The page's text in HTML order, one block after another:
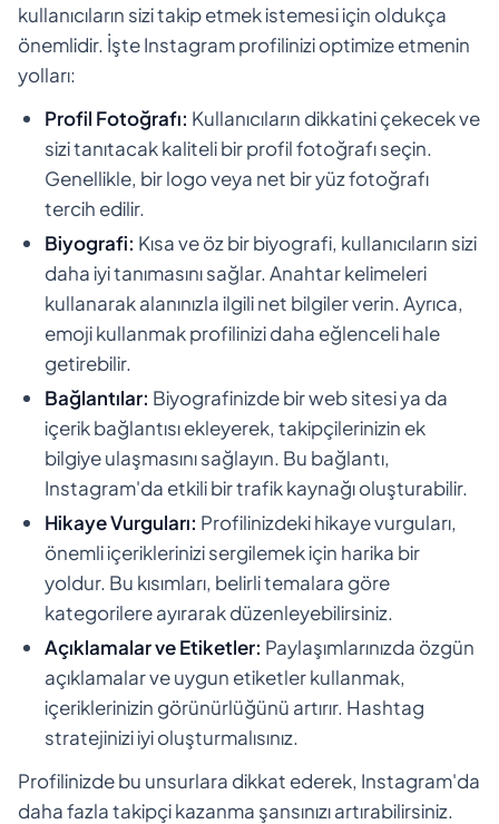
kullanıcıların sizi takip etmek istemesi için oldukça
önemlidir. İşte Instagram profilinizi optimize etmenin
yolları:
Profil Fotoğrafı: Kullanıcıların dikkatini çekecek ve
sizi tanıtacak kaliteli bir profil fotoğrafı seçin.
Genellikle, bir logo veya net bir yüz fotoğrafı
tercih edilir.
Biyografi: Kısa ve öz bir biyografi, kullanıcıların sizi
daha iyi tanımasını sağlar. Anahtar kelimeleri
kullanarak alanınızla ilgili net bilgiler verin. Ayrıca,
emoji kullanmak profilinizi daha eğlenceli hale
getirebilir.
Bağlantılar: Biyografinizde bir web sitesi ya da
içerik bağlantısı ekleyerek, takipçilerinizin ek
bilgiye ulaşmasını sağlayın. Bu bağlantı,
Instagram'da etkili bir trafik kaynağı oluşturabilir.
Hikaye Vurguları: Profilinizdeki hikaye vurguları,
önemli içeriklerinizi sergilemek için harika bir
yoldur. Bu kısımları, belirli temalara göre
kategorilere ayırarak düzenleyebilirsiniz.
Açıklamalar ve Etiketler: Paylaşımlarınızda özgün
açıklamalar ve uygun etiketler kullanmak,
içeriklerinizin görünürlüğünü artırır. Hashtag
stratejinizi iyi oluşturmalısınız.
Profilinizde bu unsurlara dikkat ederek, Instagram'da
daha fazla takipçi kazanma şansınızı artırabilirsiniz.